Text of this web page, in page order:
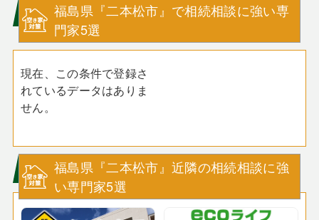
福島県『二本松市』で相続相談に強い専
門家5選
現在、この条件で登録さ
れているデータはありま
せん。
福島県『二本松市』近隣の相続相談に強
い専門家5選